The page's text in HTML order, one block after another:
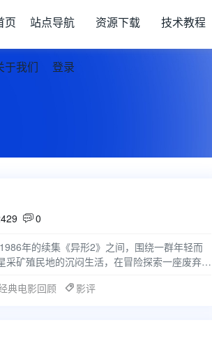
页 站点导航 资源下载 技术教程
于我们 登录
 0
年的续集《异形2》之间，围绕一群年轻而
矿殖民地的沉闷生活，在冒险探索一座废弃的
典电影回顾 影评